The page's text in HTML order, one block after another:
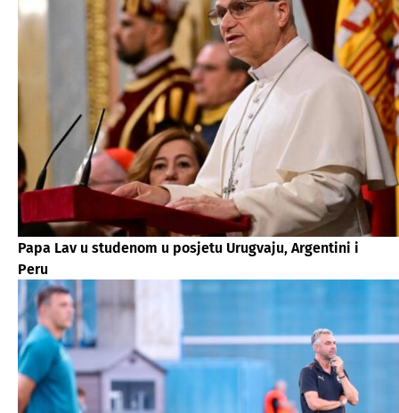
Papa Lav u studenom u posjetu Urugvaju, Argentini i
Peru